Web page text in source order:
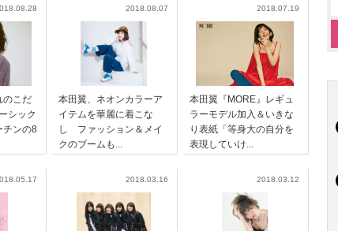
のこだ
シック
チンの8
2018.08.07
本田翼、ネオンカラーア
イテムを華麗に着こな
し ファッション＆メイ
クのブームも...
2018.07.19
本田翼『MORE』レギュ
ラーモデル加入＆いきな
り表紙「等身大の自分を
表現していけ...
2018.03.16 2018.03.12